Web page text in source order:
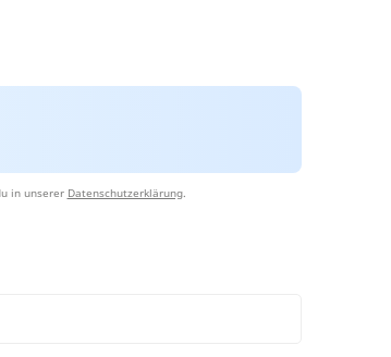
in unserer Datenschutzerklärung.